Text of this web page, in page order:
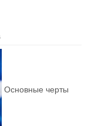
Основные черты